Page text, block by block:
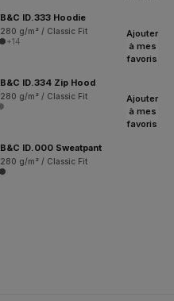
B&C ID.333 Hoodie
280 g/m² / Classic Fit
+14
Ajouter
à mes
favoris
B&C ID.334 Zip Hood
280 g/m² / Classic Fit
Ajouter
à mes
favoris
B&C ID.000 Sweatpant
280 g/m² / Classic Fit